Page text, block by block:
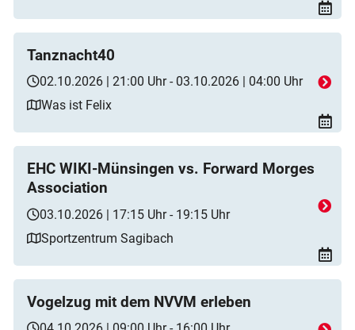
Tanznacht40
02.10.2026 | 21:00 Uhr - 03.10.2026 | 04:00 Uhr
Was ist Felix
EHC WIKI-Münsingen vs. Forward Morges
Association
03.10.2026 | 17:15 Uhr - 19:15 Uhr
Sportzentrum Sagibach
Vogelzug mit dem NVVM erleben